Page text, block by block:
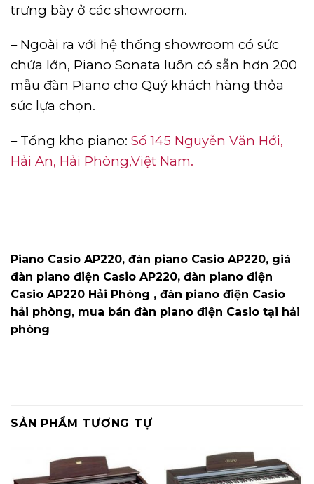
trưng bày ở các showroom.
– Ngoài ra với hệ thống showroom có sức
chứa lớn, Piano Sonata luôn có sẵn hơn 200
mẫu đàn Piano cho Quý khách hàng thỏa
sức lựa chọn.
– Tổng kho piano: Số 145 Nguyễn Văn Hới,
Hải An, Hải Phòng,Việt Nam.
Piano Casio AP220, đàn piano Casio AP220, giá
đàn piano điện Casio AP220, đàn piano điện
Casio AP220 Hải Phòng , đàn piano điện Casio
hải phòng, mua bán đàn piano điện Casio tại hải
phòng
SẢN PHẨM TƯƠNG TỰ